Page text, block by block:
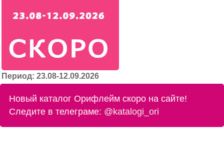
Период: 23.08-12.09.2026
Новый каталог Орифлейм скоро на сайте!
Следите в телеграме: @katalogi_ori